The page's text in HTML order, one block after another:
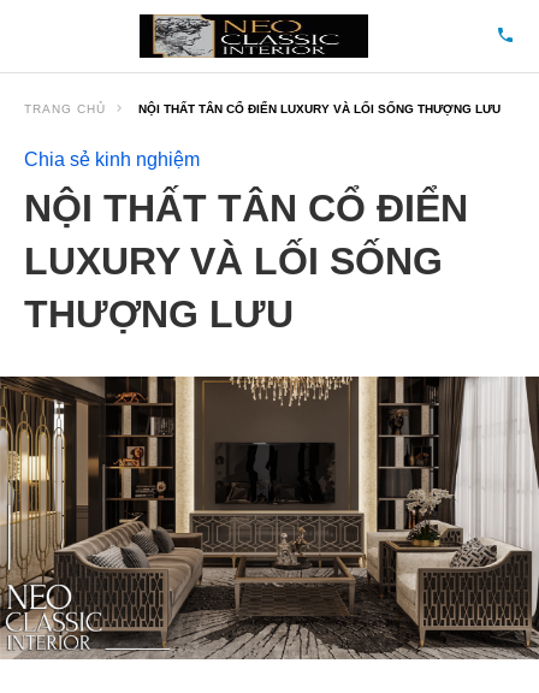
TRANG CHỦ NỘI THẤT TÂN CỔ ĐIỂN LUXURY VÀ LỐI SỐNG THƯỢNG LƯU
Chia sẻ kinh nghiệm
NỘI THẤT TÂN CỔ ĐIỂN
LUXURY VÀ LỐI SỐNG
THƯỢNG LƯU